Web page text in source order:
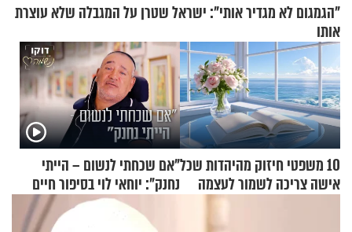
"הגמגום לא מגדיר אותי": ישראל שטרן על המגבלה שלא עוצרת
אותו
10 משפטי חיזוק מהיהדות שכל
אישה צריכה לשמור לעצמה
"אם שכחתי לנשום – הייתי
נחנק": יוחאי לוי בסיפור חיים
מעורר השראה